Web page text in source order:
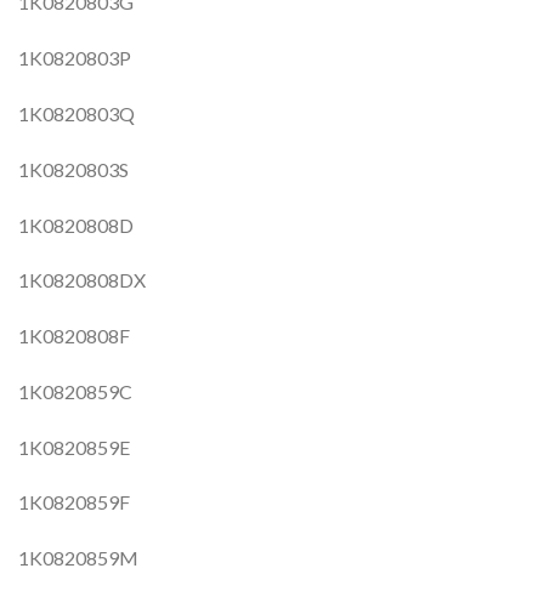
1K0820803P
1K0820803Q
1K0820803S
1K0820808D
1K0820808DX
1K0820808F
1K0820859C
1K0820859E
1K0820859F
1K0820859M